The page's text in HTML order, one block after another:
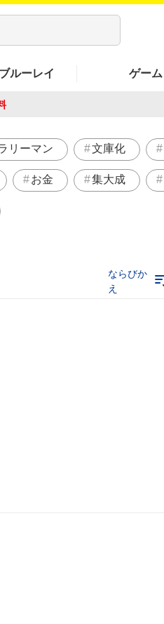
ルーレイ ゲーム
リーマン 文庫化
お金 集大成
ならびか
え